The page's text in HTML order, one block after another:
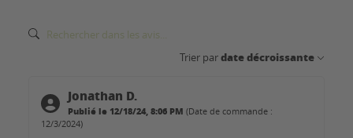
Trier pardate décroissante
Jonathan D.
Publié le 12/18/24, 8:06 PM (Date de commande :
12/3/2024)